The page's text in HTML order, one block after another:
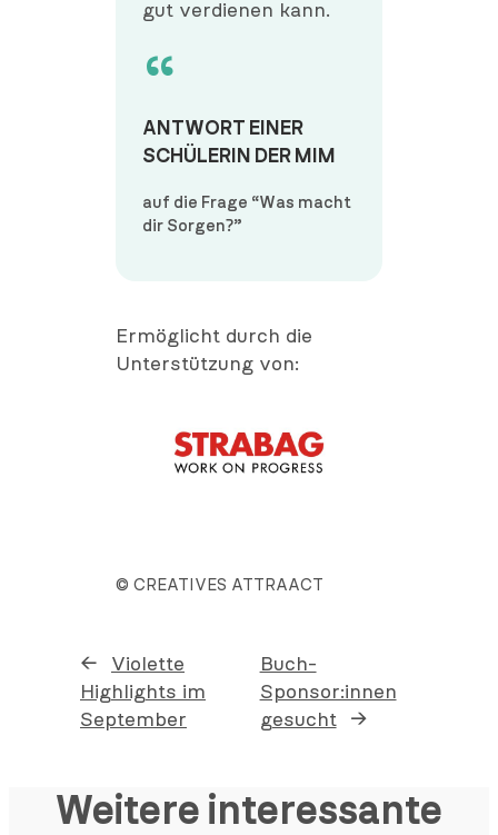
gut verdienen kann.
ANTWORT EINER
SCHÜLERIN DER MIM
auf die Frage “Was macht
dir Sorgen?”
Ermöglicht durch die
Unterstützung von:
© CREATIVES ATTRAACT
←
Violette
Highlights im
September
Buch-
Sponsor:innen
gesucht
→
Weitere interessante